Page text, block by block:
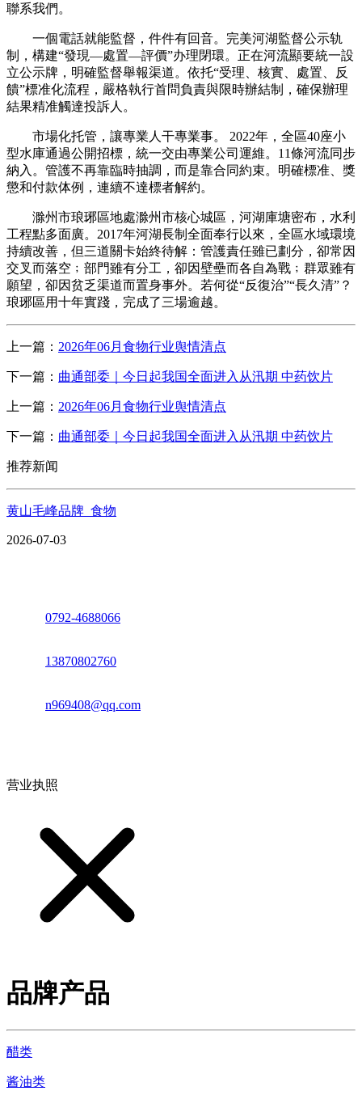
聯系我們。
一個電話就能監督，件件有回音。完美河湖監督公示轨
制，構建“發現—處置—評價”办理閉環。正在河流顯要統一設
立公示牌，明確監督舉報渠道。依托“受理、核實、處置、反
饋”標准化流程，嚴格執行首問負責與限時辦結制，確保辦理
結果精准觸達投訴人。
市場化托管，讓專業人干專業事。 2022年，全區40座小
型水庫通過公開招標，統一交由專業公司運維。11條河流同步
納入。管護不再靠臨時抽調，而是靠合同約束。明確標准、獎
懲和付款体例，連續不達標者解約。
滁州市琅琊區地處滁州市核心城區，河湖庫塘密布，水利
工程點多面廣。2017年河湖長制全面奉行以來，全區水域環境
持續改善，但三道關卡始終待解：管護責任雖已劃分，卻常因
交叉而落空﹔部門雖有分工，卻因壁壘而各自為戰﹔群眾雖有
願望，卻因贫乏渠道而置身事外。若何從“反復治”“長久清”？
琅琊區用十年實踐，完成了三場逾越。
上一篇： 2026年06月食物行业舆情清点
下一篇： 曲通部委｜今日起我国全面进入从汛期 中药饮片
上一篇： 2026年06月食物行业舆情清点
下一篇： 曲通部委｜今日起我国全面进入从汛期 中药饮片
推荐新闻
黄山毛峰品牌_食物
2026-07-03
0792-4688066
13870802760
n969408@qq.com
营业执照
品牌产品
醋类
酱油类